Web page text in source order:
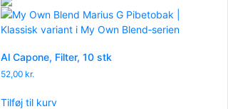
Al Capone, Filter, 10 stk
52,00 kr.
Tilføj til kurv